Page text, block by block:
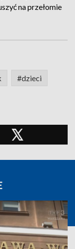
na przełomie
#dzieci